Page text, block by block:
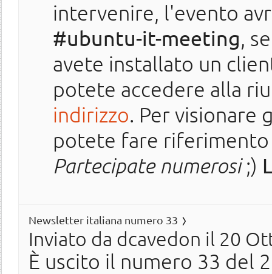
intervenire, l'evento
#ubuntu-it-meeting,
avete installato un
potete accedere alla
indirizzo. Per visionare
potete fare
Partecipate numerosi;)
Newsletter italiana numero 33
Inviato da dcavedon il 20
È uscito il numero 33 del